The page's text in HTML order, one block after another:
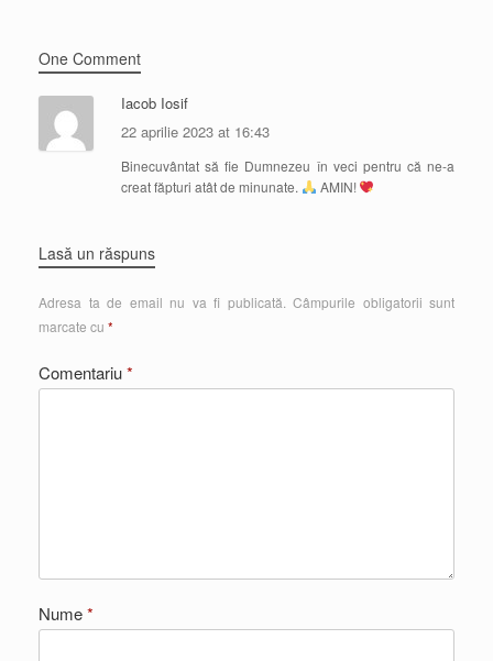
One Comment
Iacob Iosif
22 aprilie 2023 at 16:43
Binecuvântat să fie Dumnezeu în veci pentru că ne-a
creat făpturi atât de minunate.
AMIN!
Lasă un răspuns
Adresa ta de email nu va fi publicată. Câmpurile obligatorii sunt
marcate cu *
Comentariu*
Nume*